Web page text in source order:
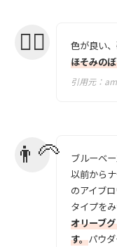
色が良い
ほそみの
引用元：
ブルーベ
以前から
のアイブ
タイプを
オリーブ
す。パウ